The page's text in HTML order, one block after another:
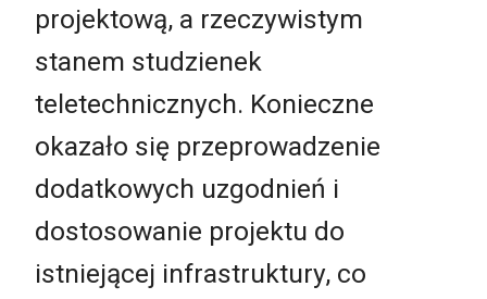
projektową, a rzeczywistym
stanem studzienek
teletechnicznych. Konieczne
okazało się przeprowadzenie
dodatkowych uzgodnień i
dostosowanie projektu do
istniejącej infrastruktury, co